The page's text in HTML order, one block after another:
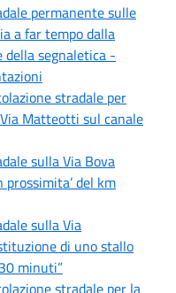
permanente sulle
a far tempo dalla
segnaletica -
stradale per
Matteotti sul canale
sulla Via Bova
prossimita’ del km
sulla Via
di uno stallo
minuti”
stradale per la